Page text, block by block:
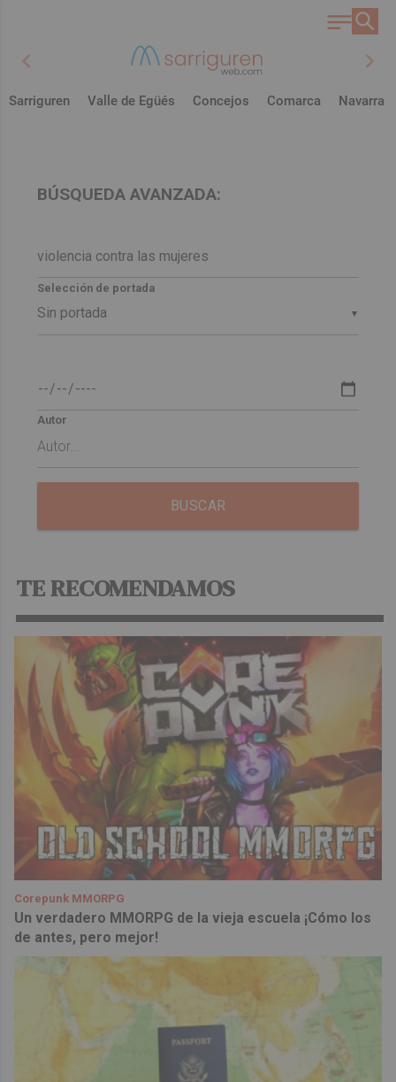
chevron_left chevron_right
Sarriguren Valle de Egüés Concejos Comarca Navarra
BÚSQUEDA AVANZADA:
▼
Selección de portada
Autor
BUSCAR
TE RECOMENDAMOS
Corepunk MMORPG
Un verdadero MMORPG de la vieja escuela ¡Cómo los
de antes, pero mejor!